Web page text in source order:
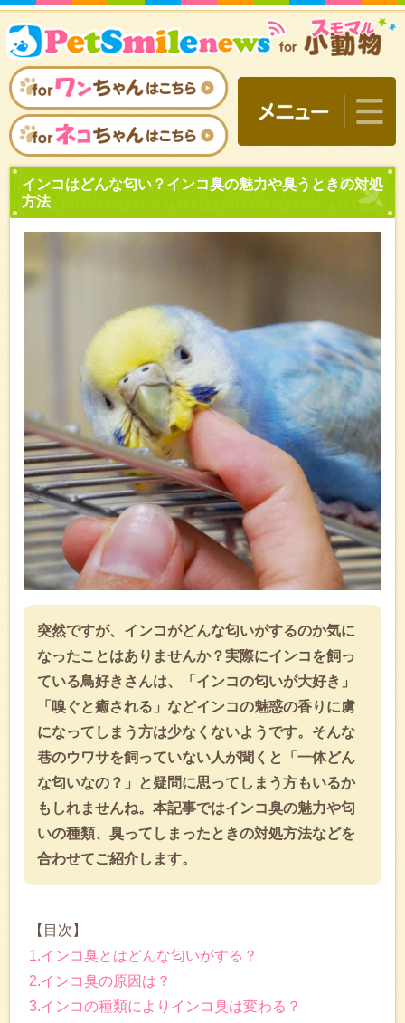
インコはどんな匂い？イ
方法
突然ですが、インコがどんな匂いがするのか気に
なったことはありませんか？実際にインコを飼っ
ている鳥好きさんは、「インコの匂いが大好き」
「嗅ぐと癒される」などインコの魅惑の香りに虜
になってしまう方は少なくないようです。そんな
巷のウワサを飼っていない人が聞くと「一体どん
な匂いなの？」と疑問に思ってしまう方もいるか
もしれませんね。本記事ではインコ臭の魅力や匂
いの種類、臭ってしまったときの対処方法などを
合わせてご紹介します。
【目次】
1.インコ臭とはどんな匂いがする？
2.インコ臭の原因は？
3.インコの種類によりインコ臭は変わる？